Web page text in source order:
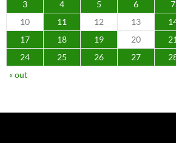
3
4 5 6 7
10
11 12 13
17
18 19 20 21
24
25 26 27
« out